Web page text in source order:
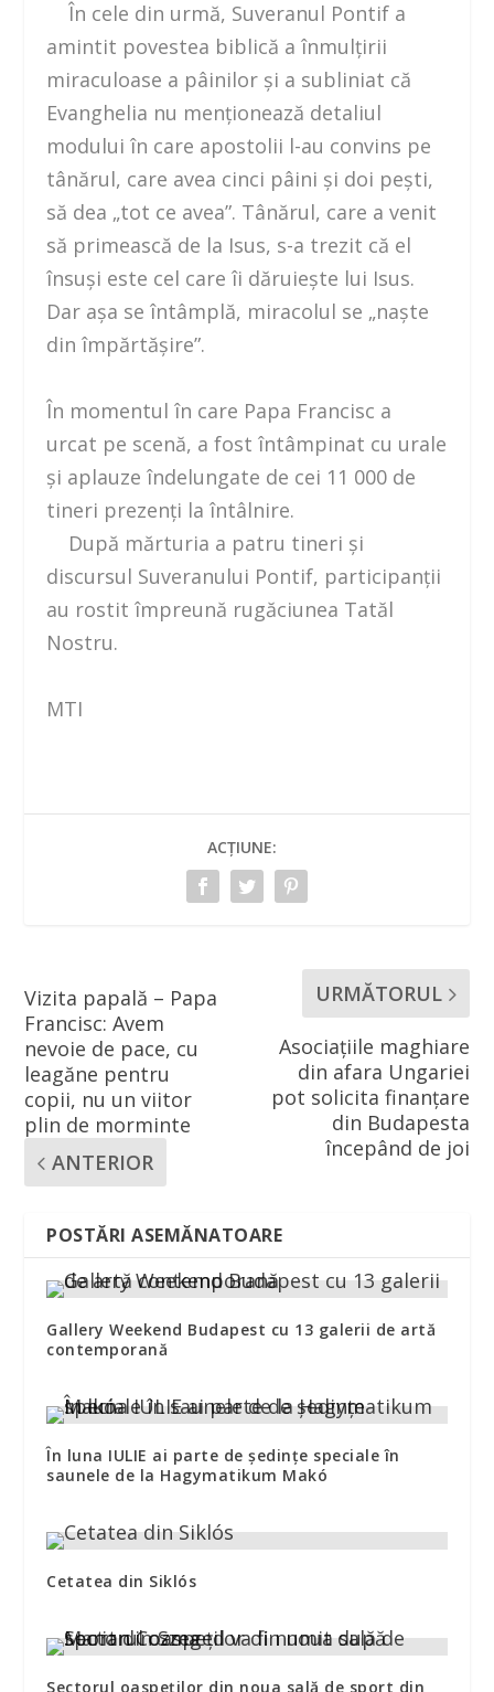
În cele din urmă, Suveranul Pontif a
amintit povestea biblică a înmulţirii
miraculoase a pâinilor şi a subliniat că
Evanghelia nu menţionează detaliul
modului în care apostolii l-au convins pe
tânărul, care avea cinci pâini şi doi peşti,
să dea „tot ce avea”. Tânărul, care a venit
să primească de la Isus, s-a trezit că el
însuşi este cel care îi dăruieşte lui Isus.
Dar aşa se întâmplă, miracolul se „naşte
din împărtăşire”.
În momentul în care Papa Francisc a
urcat pe scenă, a fost întâmpinat cu urale
şi aplauze îndelungate de cei 11 000 de
tineri prezenţi la întâlnire.
După mărturia a patru tineri şi
discursul Suveranului Pontif, participanţii
au rostit împreună rugăciunea Tatăl
Nostru.
MTI
ACȚIUNE:
Vizita papală – Papa
Francisc: Avem
nevoie de pace, cu
leagăne pentru
copii, nu un viitor
plin de morminte
ANTERIOR
URMĂTORUL
Asociaţiile maghiare
din afara Ungariei
pot solicita finanţare
din Budapesta
începând de joi
POSTĂRI ASEMĂNATOARE
Gallery Weekend Budapest cu 13 galerii de artă
contemporană
În luna IULIE ai parte de ședințe speciale în
saunele de la Hagymatikum Makó
Cetatea din Siklós
Sectorul oaspeţilor din noua sală de sport din